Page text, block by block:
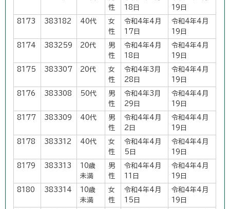
性
18日
19日
8173 383182 40代
女
性
令和4年4月
17日
令和4年4月
19日
8174 383259 20代
男
性
令和4年4月
18日
令和4年4月
19日
8175 383307 20代
女
性
令和4年3月
28日
令和4年4月
19日
8176 383308 50代
男
性
令和4年3月
29日
令和4年4月
19日
8177 383309 40代
男
性
令和4年4月
2日
令和4年4月
19日
8178 383312 40代
女
性
令和4年4月
5日
令和4年4月
19日
8179 383313
10歳
未満
男
性
令和4年4月
11日
令和4年4月
19日
8180 383314
10歳
未満
女
性
令和4年4月
15日
令和4年4月
19日